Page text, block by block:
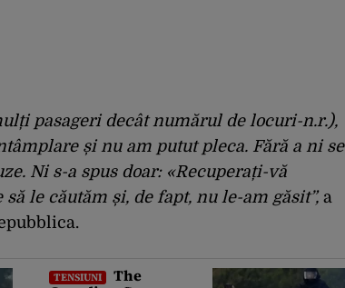
pasageri decât numărul de locuri-n.r.),
și nu am putut pleca. Fără a ni se
Ni s-a spus doar: «Recuperați-vă
le căutăm și, de fapt, nu le-am găsit”,a
TENSIUNI
The